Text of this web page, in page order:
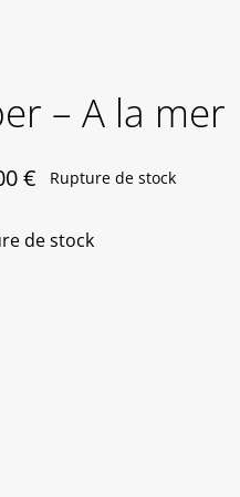
– A la mer
€ Rupture de stock
de stock